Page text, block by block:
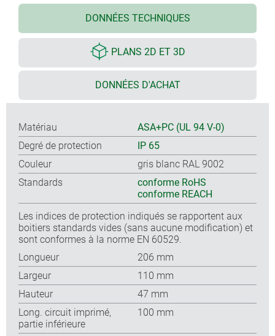
DONNÉES TECHNIQUES
PLANS 2D ET 3D
DONNÉES D'ACHAT
Matériau
ASA+PC (UL 94 V-0)
Degré de protection
IP 65
Couleur
gris blanc RAL 9002
Standards
conforme RoHS
conforme REACH
Les indices de protection indiqués se rapportent aux
boitiers standards vides (sans aucune modification) et
sont conformes à la norme EN 60529.
Longueur
206 mm
Largeur
110 mm
Hauteur
47 mm
Long. circuit imprimé,
partie inférieure
100 mm